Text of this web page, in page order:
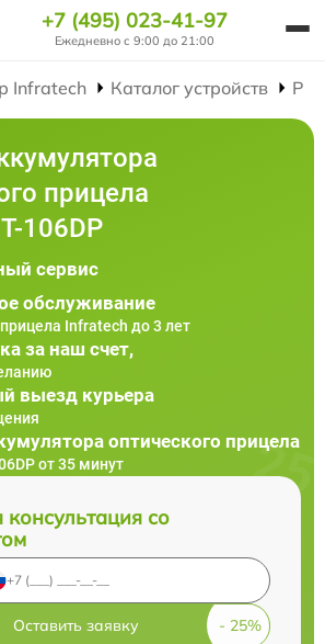
+7 (495) 023-41-97
Ежедневно с 9:00 до 21:00
Infratech Каталог устройств
прицела
106DP
сервис
обслуживание
Infratech до 3 лет
за наш счет,
выезд курьера
оптического прицела
от 35 минут
консультация со
Оставить заявку